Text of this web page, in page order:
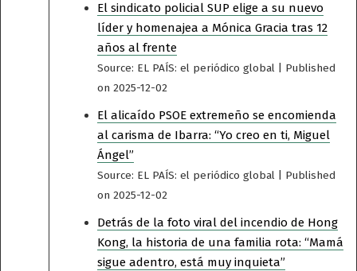
El sindicato policial SUP elige a su nuevo
líder y homenajea a Mónica Gracia tras 12
años al frente
Source: EL PAÍS: el periódico global
Published
on 2025-12-02
El alicaído PSOE extremeño se encomienda
al carisma de Ibarra: “Yo creo en ti, Miguel
Ángel”
Source: EL PAÍS: el periódico global
Published
on 2025-12-02
Detrás de la foto viral del incendio de Hong
Kong, la historia de una familia rota: “Mamá
sigue adentro, está muy inquieta”